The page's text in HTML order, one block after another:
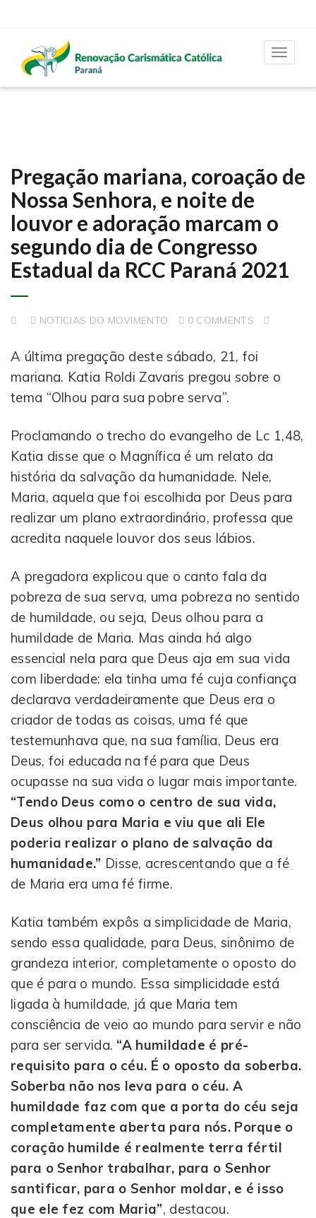
Toggle
Pregação mariana, coroação de
Nossa Senhora, e noite de
louvor e adoração marcam o
segundo dia de Congresso
Estadual da RCC Paraná 2021
NOTICIAS DO MOVIMENTO 0 COMMENTS
A última pregação deste sábado, 21, foi
mariana. Katia Roldi Zavaris pregou sobre o
tema “Olhou para sua pobre serva”.
проверки ки
Proclamando o trecho do evangelho de Lc 1,48,
Katia disse que o Magnífica é um relato da
história da salvação da humanidade. Nele,
Maria, aquela que foi escolhida por Deus para
realizar um plano extraordinário, professa que
acredita naquele louvor dos seus lábios.
A pregadora explicou que o canto fala da
pobreza de sua serva, uma pobreza no sentido
de humildade, ou seja, Deus olhou para a
humildade de Maria. Mas ainda há algo
essencial nela para que Deus aja em sua vida
com liberdade: ela tinha uma fé cuja confiança
declarava verdadeiramente que Deus era o
criador de todas as coisas, uma fé que
testemunhava que, na sua família, Deus era
Deus, foi educada na fé para que Deus
ocupasse na sua vida o lugar mais importante.
“Tendo Deus como o centro de sua vida,
Deus olhou para Maria e viu que ali Ele
poderia realizar o plano de salvação da
humanidade.” Disse, acrescentando que a fé
de Maria era uma fé firme.
Katia também expôs a simplicidade de Maria,
sendo essa qualidade, para Deus, sinônimo de
grandeza interior, completamente o oposto do
que é para o mundo. Essa simplicidade está
ligada à humildade, já que Maria tem
consciência de veio ao mundo para servir e não
para ser servida. “A humildade é pré-
requisito para o céu. É o oposto da soberba.
Soberba não nos leva para o céu. A
humildade faz com que a porta do céu seja
completamente aberta para nós. Porque o
coração humilde é realmente terra fértil
para o Senhor trabalhar, para o Senhor
santificar, para o Senhor moldar, e é isso
que ele fez com Maria”, destacou.